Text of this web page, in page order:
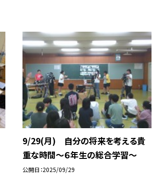
9/29(月) 自分の将来を考える貴
重な時間〜６年生の総合学習〜
公開日 2025/09/29